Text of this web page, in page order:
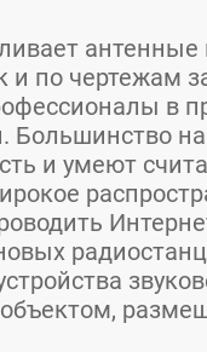
и по чертежам
в
Большинство
и умеют